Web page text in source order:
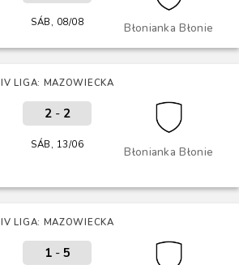
Błonianka Błonie
SÁB, 08/08
IV LIGA: MAZOWIECKA
Błonianka Błonie
2- 2
SÁB, 13/06
IV LIGA: MAZOWIECKA
1- 5